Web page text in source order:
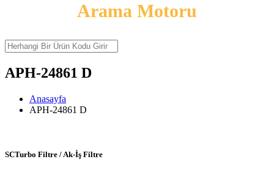
Arama Motoru
APH-24861 D
Anasayfa
APH-24861 D
SCTurbo Filtre / Ak-İş Filtre